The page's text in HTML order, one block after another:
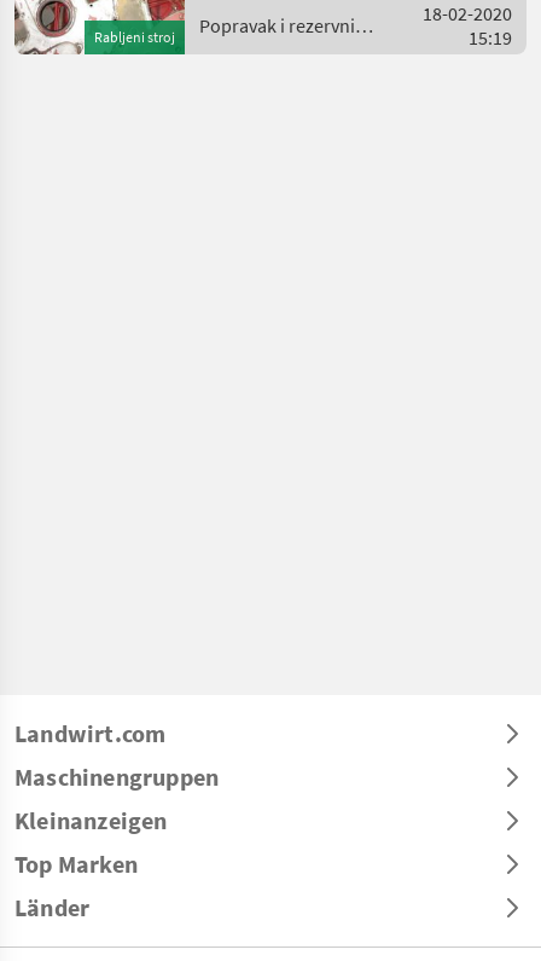
Rabljeni stroj
Popravak i rezervni
dijelovi / Case IH
18-02-2020
15:19
Landwirt.com
Maschinengruppen
Kleinanzeigen
Top Marken
Länder